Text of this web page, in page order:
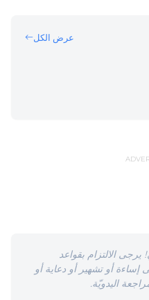
عرض الكل
الالتزام بقواعد
إساءة أو تشهير أو دعاية أو
اليدويّة.